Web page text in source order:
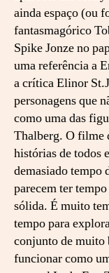
ainda espaço (ou
fantasmagórico
Spike Jonze no
uma referência a
a crítica Elinor
personagens que
como uma das
Thalberg. O filme
histórias de todos
demasiado tempo
parecem ter
sólida. É muito
tempo para
conjunto de muito
funcionar como